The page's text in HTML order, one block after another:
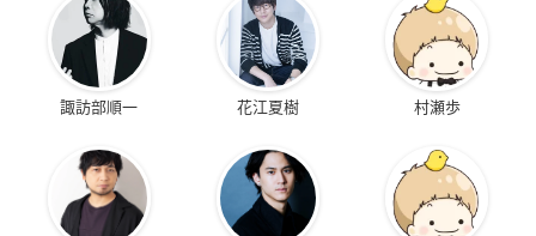
諏訪部順一 花江夏樹 村瀬歩